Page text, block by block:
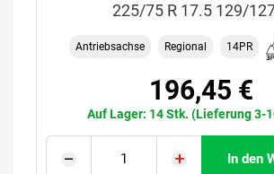
225/75 R 17.5 129/
Antriebsachse Regional 14PR
196,45 €
Auf Lager: 14 Stk. (Lieferung 3-
In den